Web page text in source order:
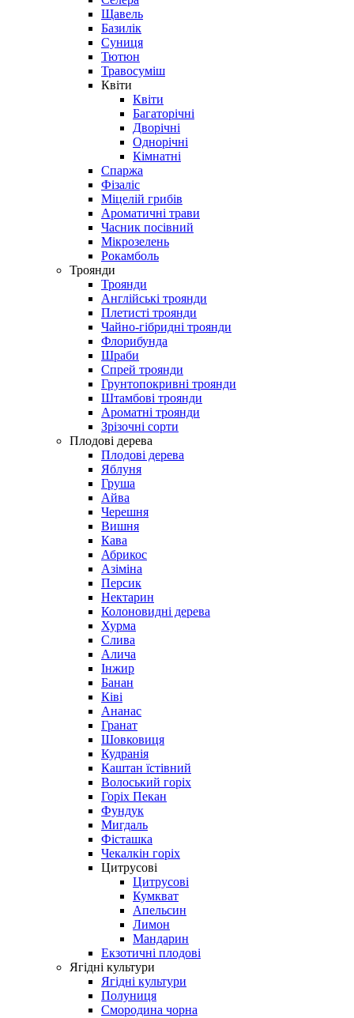
Щавель
Базилік
Суниця
Тютюн
Травосуміш
Квіти
Квіти
Багаторічні
Дворічні
Однорічні
Кімнатні
Спаржа
Фізаліс
Міцелій грибів
Ароматичні трави
Часник посівний
Мікрозелень
Рокамболь
Троянди
Троянди
Англійські троянди
Плетисті троянди
Чайно-гібридні троянди
Флорибунда
Шраби
Спрей троянди
Грунтопокривні троянди
Штамбові троянди
Ароматні троянди
Зрізочні сорти
Плодові дерева
Плодові дерева
Яблуня
Груша
Айва
Черешня
Вишня
Кава
Абрикос
Азіміна
Персик
Нектарин
Колоновидні дерева
Хурма
Слива
Алича
Інжир
Банан
Ківі
Ананас
Гранат
Шовковиця
Кудранія
Каштан їстівний
Волоський горіх
Горіх Пекан
Фундук
Мигдаль
Фісташка
Чекалкін горіх
Цитрусові
Цитрусові
Кумкват
Апельсин
Лимон
Мандарин
Екзотичні плодові
Ягідні культури
Ягідні культури
Полуниця
Смородина чорна